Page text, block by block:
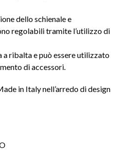
dello schienale e
regolabili tramite l’utilizzo di
ribalta e può essere utilizzato
di accessori.
in Italy nell’arredo di design